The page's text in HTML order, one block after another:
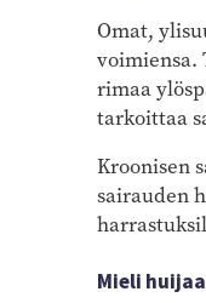
Omat,
rimaa
tarkoittaa
Kroonisen
sairauden
Mieli